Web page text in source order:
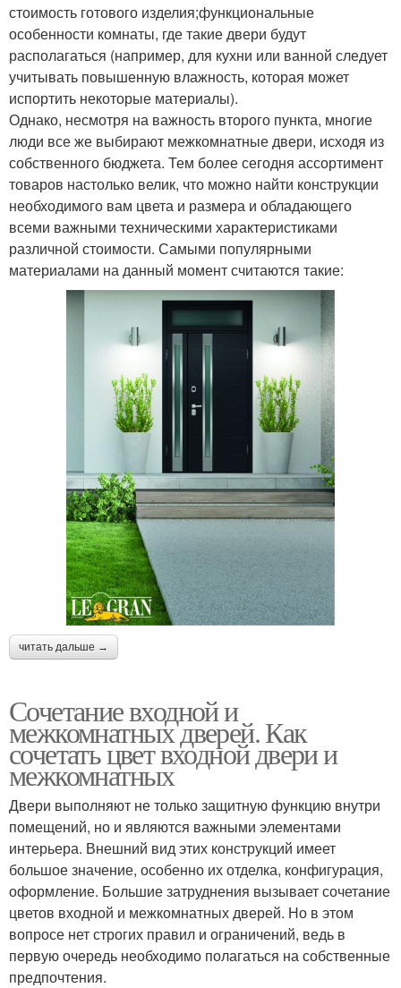
стоимость готового изделия;функциональные
особенности комнаты, где такие двери будут
располагаться (например, для кухни или ванной следует
учитывать повышенную влажность, которая может
испортить некоторые материалы).
Однако, несмотря на важность второго пункта, многие
люди все же выбирают межкомнатные двери, исходя из
собственного бюджета. Тем более сегодня ассортимент
товаров настолько велик, что можно найти конструкции
необходимого вам цвета и размера и обладающего
всеми важными техническими характеристиками
различной стоимости. Самыми популярными
материалами на данный момент считаются такие:
читать дальше →
Сочетание входной и
межкомнатных дверей. Как
сочетать цвет входной двери и
межкомнатных
Двери выполняют не только защитную функцию внутри
помещений, но и являются важными элементами
интерьера. Внешний вид этих конструкций имеет
большое значение, особенно их отделка, конфигурация,
оформление. Большие затруднения вызывает сочетание
цветов входной и межкомнатных дверей. Но в этом
вопросе нет строгих правил и ограничений, ведь в
первую очередь необходимо полагаться на собственные
предпочтения.